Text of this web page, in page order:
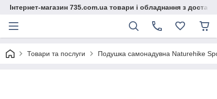
Інтернет-магазин 735.com.ua товари і обладнання з
Товари та послуги Подушка самонадувна Naturehike